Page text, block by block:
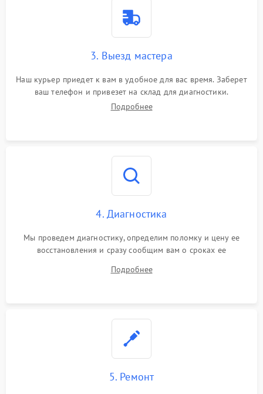
3. Выезд мастера
Наш курьер приедет к вам в удобное для вас время. Заберет
ваш телефон и привезет на склад для диагностики.
Подробнее
4. Диагностика
Мы проведем диагностику, определим поломку и цену ее
восстановления и сразу сообщим вам о сроках ее
Подробнее
5. Ремонт